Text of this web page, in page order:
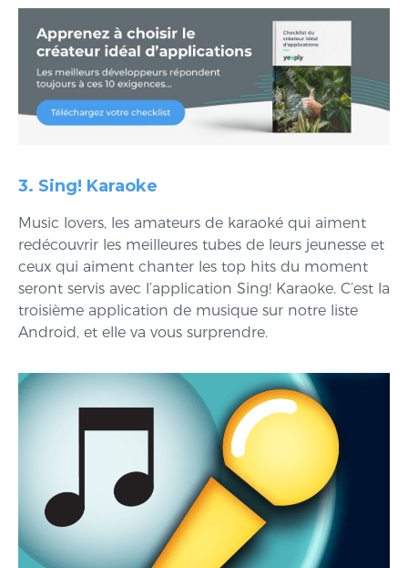
3. Sing! Karaoke
Music lovers, les amateurs de karaoké qui aiment
redécouvrir les meilleures tubes de leurs jeunesse et
ceux qui aiment chanter les top hits du moment
seront servis avec l’application Sing! Karaoke. C’est la
troisième application de musique sur notre liste
Android, et elle va vous surprendre.